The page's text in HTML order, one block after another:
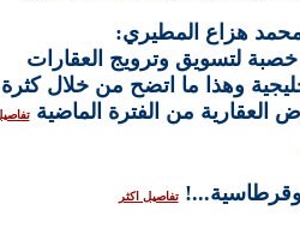
هزاع المطيري:
لتسويق وترويج العقارات
وهذا ما اتضح من خلال كثرة
العقارية من الفترة الماضية
وقرطاسية...!تفاصيل اكثر